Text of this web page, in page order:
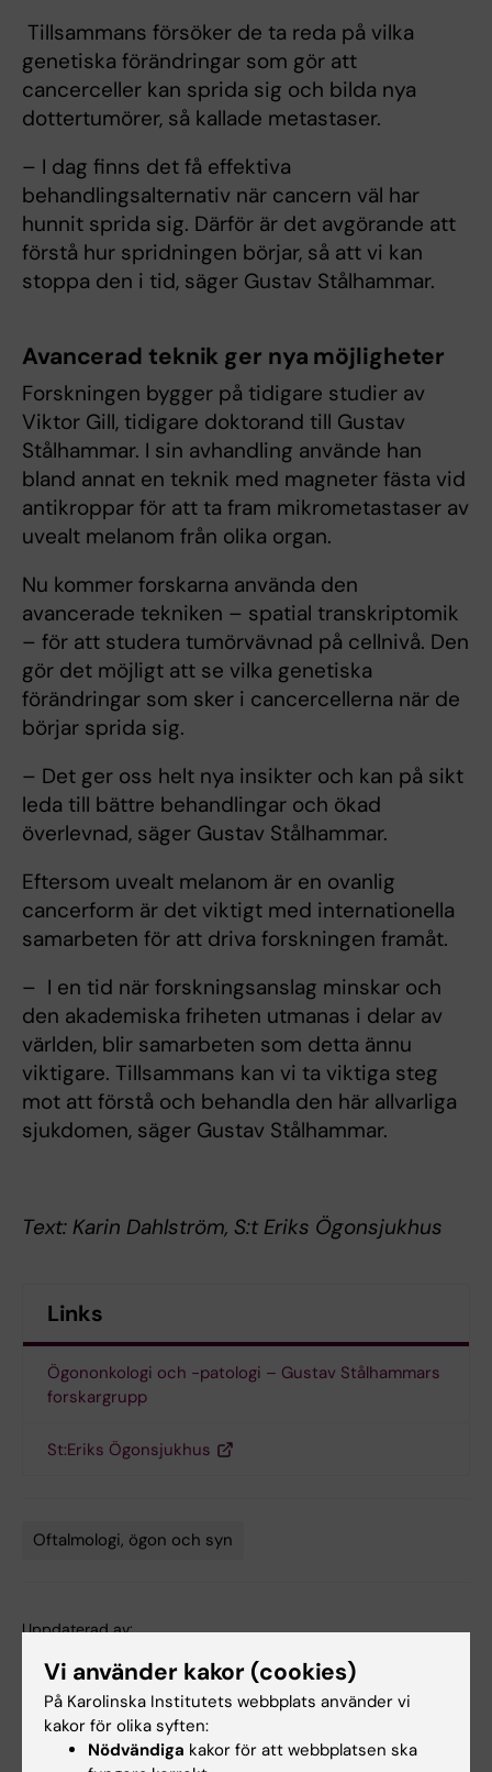
Tillsammans försöker de ta reda på vilka
genetiska förändringar som gör att
cancerceller kan sprida sig och bilda nya
dottertumörer, så kallade metastaser.
– I dag finns det få effektiva
behandlingsalternativ när cancern väl har
hunnit sprida sig. Därför är det avgörande att
förstå hur spridningen börjar, så att vi kan
stoppa den i tid, säger Gustav Stålhammar.
Avancerad teknik ger nya möjligheter
Forskningen bygger på tidigare studier av
Viktor Gill, tidigare doktorand till Gustav
Stålhammar. I sin avhandling använde han
bland annat en teknik med magneter fästa vid
antikroppar för att ta fram mikrometastaser av
uvealt melanom från olika organ.
Nu kommer forskarna använda den
avancerade tekniken – spatial transkriptomik
– för att studera tumörvävnad på cellnivå. Den
gör det möjligt att se vilka genetiska
förändringar som sker i cancercellerna när de
börjar sprida sig.
– Det ger oss helt nya insikter och kan på sikt
leda till bättre behandlingar och ökad
överlevnad, säger Gustav Stålhammar.
Eftersom uvealt melanom är en ovanlig
cancerform är det viktigt med internationella
samarbeten för att driva forskningen framåt.
– I en tid när forskningsanslag minskar och
den akademiska friheten utmanas i delar av
världen, blir samarbeten som detta ännu
viktigare. Tillsammans kan vi ta viktiga steg
mot att förstå och behandla den här allvarliga
sjukdomen, säger Gustav Stålhammar.
Text: Karin Dahlström, S:t Eriks Ögonsjukhus
Links
Ögononkologi och -patologi – Gustav Stålhammars
forskargrupp
St:Eriks Ögonsjukhus
Oftalmologi, ögon och syn
Uppdaterad av:
Dela
Vi använder kakor (cookies)
På Karolinska Institutets webbplats använder vi
kakor för olika syften:
Nödvändiga kakor för att webbplatsen ska